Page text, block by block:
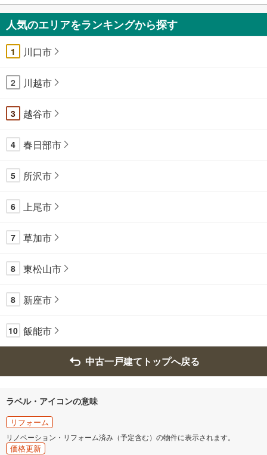
人気のエリアをランキングから探す
1 川口市
2 川越市
3 越谷市
4 春日部市
5 所沢市
6 上尾市
7 草加市
8 東松山市
8 新座市
10 飯能市
中古一戸建てトップへ戻る
ラベル・アイコンの意味
リフォーム
リノベーション・リフォーム済み（予定含む）の物件に表示されます。
価格更新